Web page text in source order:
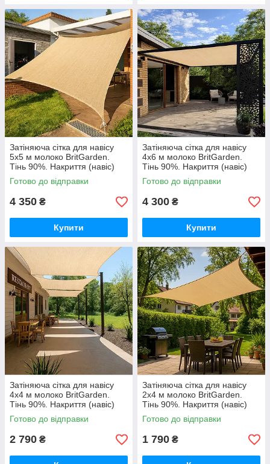
Затіняюча сітка для навісу
5х5 м молоко BritGarden.
Тінь 90%. Накриття (навіс)
для альтанки, тент натяжний
GoodPlace
Готово до відправки
4 350 ₴
Купити
Затіняюча сітка для навісу
4х6 м молоко BritGarden.
Тінь 90%. Накриття (навіс)
для альтанки, тент натяжний
GoodPlace
Готово до відправки
4 300 ₴
Купити
Затіняюча сітка для навісу
4х4 м молоко BritGarden.
Тінь 90%. Накриття (навіс)
для альтанки, тент натяжний
GoodPlace
Готово до відправки
2 790 ₴
Затіняюча сітка для навісу
2х4 м молоко BritGarden.
Тінь 90%. Накриття (навіс)
для альтанки, тент натяжний
GoodPlace
Готово до відправки
1 790 ₴